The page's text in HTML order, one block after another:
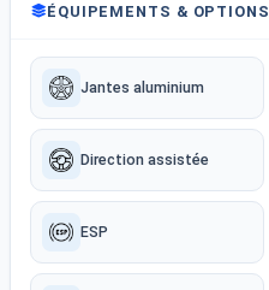
ÉQUIPEMENTS & OPTIONS
Jantes aluminium
Direction assistée
ESP